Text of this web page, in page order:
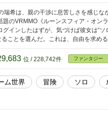
瑞希は、親の干渉に息苦しさを感じ
題のVRMMO《ルーンスフィア・オ
インしたはずが、気づけば彼女は“
ことを選んだ。これは、自由を求め
位 / 228,742件 ファンタジー
ム世界 冒険 ソロ